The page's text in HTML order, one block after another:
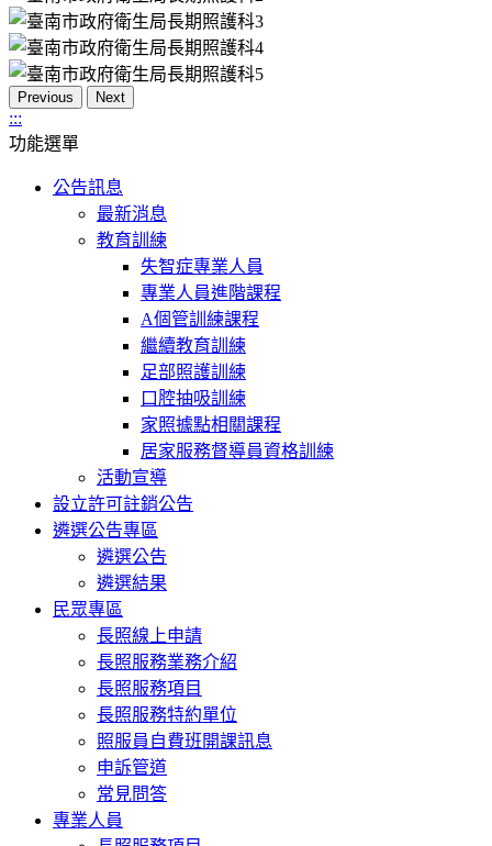
Previous Next
:::
功能選單
公告訊息
最新消息
教育訓練
失智症專業人員
專業人員進階課程
A個管訓練課程
繼續教育訓練
足部照護訓練
口腔抽吸訓練
家照據點相關課程
居家服務督導員資格訓練
活動宣導
設立許可註銷公告
遴選公告專區
遴選公告
遴選結果
民眾專區
長照線上申請
長照服務業務介紹
長照服務項目
長照服務特約單位
照服員自費班開課訊息
申訴管道
常見問答
專業人員